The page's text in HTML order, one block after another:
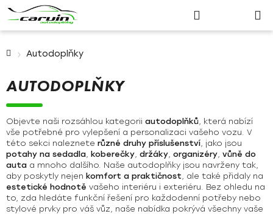
Přihlášení
košík
Autodoplňky
AUTODOPLŇKY
Objevte naši rozsáhlou kategorii autodoplňků, která nabízí
vše potřebné pro vylepšení a personalizaci vašeho vozu. V
této sekci naleznete různé druhy příslušenství, jako jsou
potahy na sedadla, koberečky, držáky, organizéry, vůně do
auta a mnoho dalšího. Naše autodoplňky jsou navrženy tak,
aby poskytly nejen komfort a praktičnost, ale také přidaly na
estetické hodnotě vašeho interiéru i exteriéru. Bez ohledu na
to, zda hledáte funkční řešení pro každodenní potřeby nebo
stylové prvky pro váš vůz, naše nabídka pokrývá všechny vaše